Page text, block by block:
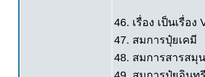
46. เรื่อง เป็นเรื่อง
47. สมการปุ๋ยเคมี
48. สมการสารสมุ